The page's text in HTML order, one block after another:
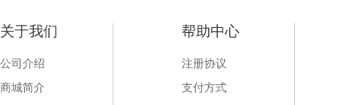
关于我们
公司介绍
商城简介
帮助中心
注册协议
支付方式